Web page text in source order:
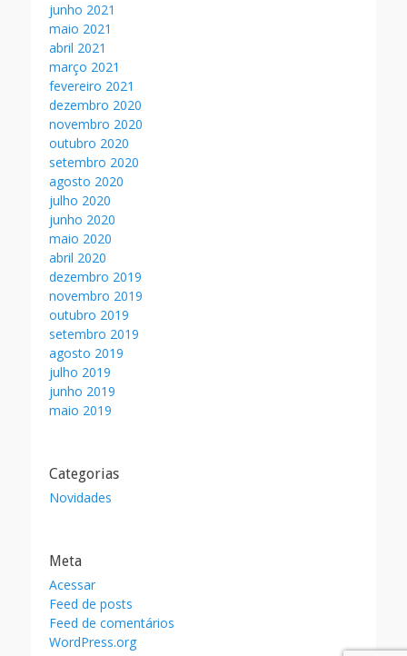
junho 2021
maio 2021
abril 2021
março 2021
fevereiro 2021
dezembro 2020
novembro 2020
outubro 2020
setembro 2020
agosto 2020
julho 2020
junho 2020
maio 2020
abril 2020
dezembro 2019
novembro 2019
outubro 2019
setembro 2019
agosto 2019
julho 2019
junho 2019
maio 2019
Categorias
Novidades
Meta
Acessar
Feed de posts
Feed de comentários
WordPress.org